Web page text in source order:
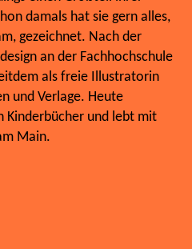
damals hat sie gern alles,
gezeichnet. Nach der
an der Fachhochschule
als freie Illustratorin
und Verlage. Heute
Kinderbücher und lebt mit
Main.